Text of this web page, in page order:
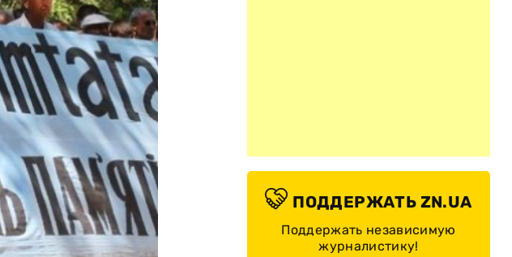
ПОДДЕРЖАТЬ ZN.UA
Поддержать независимую
журналистику!